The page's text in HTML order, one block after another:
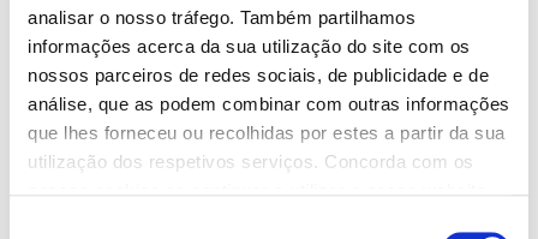
analisar o nosso tráfego. Também partilhamos
informações acerca da sua utilização do site com os
nossos parceiros de redes sociais, de publicidade e de
análise, que as podem combinar com outras informações
que lhes forneceu ou recolhidas por estes a partir da sua
utilização dos respetivos serviços. Concorda com os